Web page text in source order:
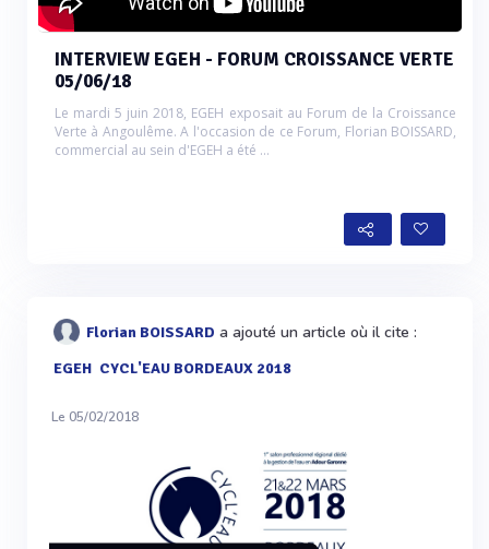
INTERVIEW EGEH - FORUM CROISSANCE VERTE
05/06/18
Le mardi 5 juin 2018, EGEH exposait au Forum de la Croissance
Verte à Angoulême. A l'occasion de ce Forum, Florian BOISSARD,
commercial au sein d'EGEH a été ...
Florian BOISSARD a ajouté un article où il cite :
EGEH CYCL'EAU BORDEAUX 2018
Le 05/02/2018